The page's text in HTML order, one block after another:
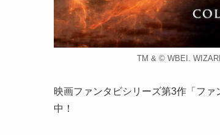
TM & © WBEI.
映画ファンタビシリーズ第3作「フ
中！